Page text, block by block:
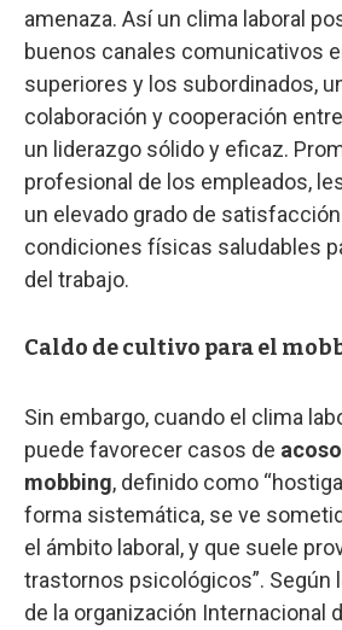
amenaza. Así un clima laboral
buenos canales comunicativos
superiores y los subordinados,
colaboración y cooperación
un liderazgo sólido y eficaz.
profesional de los empleados,
un elevado grado de
condiciones físicas saludables
del trabajo.
Caldo de cultivo para el
Sin embargo, cuando el clima
puede favorecer casos de
mobbing, definido como
forma sistemática, se ve
el ámbito laboral, y que suele
trastornos psicológicos”. Según
de la organización Internacional